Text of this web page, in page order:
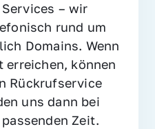
– wir
rund um
Domains. Wenn
erreichen, können
Rückrufservice
uns dann bei
Zeit.